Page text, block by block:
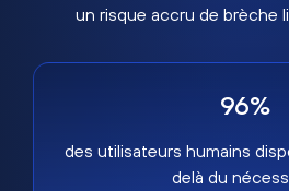
un risque accru de brèche
96%
des utilisateurs humains
delà du